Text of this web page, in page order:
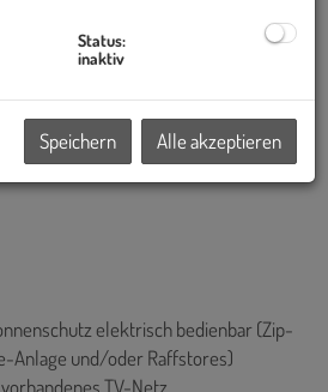
Geschoßdecke) sorgen für ein
Über die Baiteilaktivierunng in
CO2-reduziertem Beton wird sowohl
Sommer sanft temperiert.
elektrisch bedienbar (Zip-
Anlage und/oder Raffstores)
TV-Netz
Status:
inaktiv
Speichern Alle akzeptieren